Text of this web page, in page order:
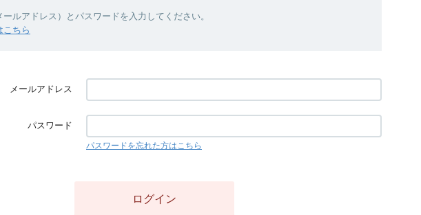
ールアドレス）とパスワードを入力してください。
こちら
メールアドレス
パスワード
パスワードを忘れた方はこちら